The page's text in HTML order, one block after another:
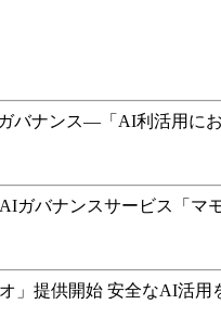
バナンス―「AI利活用に
バナンスサービス「マ
提供開始 安全なAI活用